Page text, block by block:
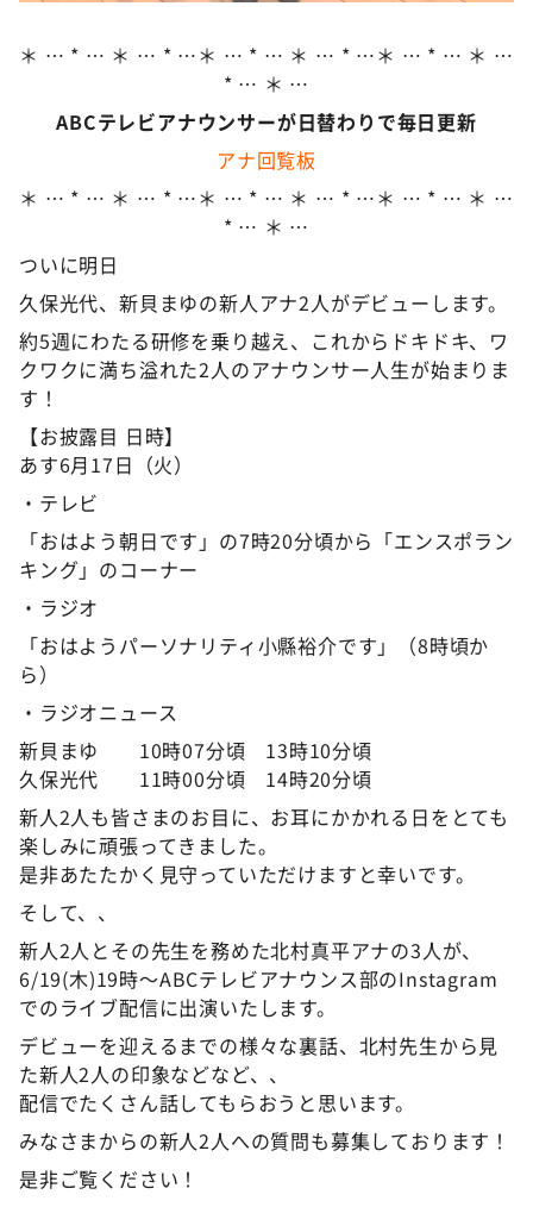
＊ … * … ＊ … * …＊ … * … ＊ … * …＊ … * … ＊ …
* … ＊ …
ABCテレビアナウンサーが日替わりで毎日更新
アナ回覧板
＊ … * … ＊ … * …＊ … * … ＊ … * …＊ … * … ＊ …
* … ＊ …
ついに明日
久保光代、新貝まゆの新人アナ2人がデビューします。
約5週にわたる研修を乗り越え、これからドキドキ、ワ
クワクに満ち溢れた2人のアナウンサー人生が始まりま
す！
【お披露目 日時】
あす6月17日（火）
・テレビ
「おはよう朝日です」の7時20分頃から「エンスポラン
キング」のコーナー
・ラジオ
「おはようパーソナリティ小縣裕介です」（8時頃か
ら）
・ラジオニュース
新貝まゆ 10時07分頃 13時10分頃
久保光代 11時00分頃 14時20分頃
新人2人も皆さまのお目に、お耳にかかれる日をとても
楽しみに頑張ってきました。
是非あたたかく見守っていただけますと幸いです。
そして、、
新人2人とその先生を務めた北村真平アナの3人が、
6/19(木)19時～ABCテレビアナウンス部のInstagram
でのライブ配信に出演いたします。
デビューを迎えるまでの様々な裏話、北村先生から見
た新人2人の印象などなど、、
配信でたくさん話してもらおうと思います。
みなさまからの新人2人への質問も募集しております！
是非ご覧ください！